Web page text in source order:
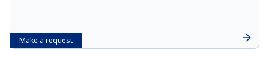
Make a request